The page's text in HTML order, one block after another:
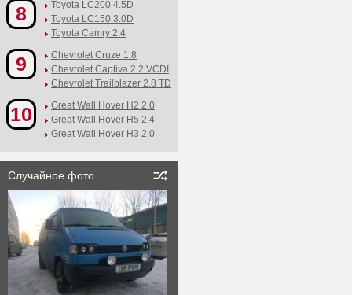
8
Toyota LC200 4.5D
Toyota LC150 3.0D
Toyota Camry 2.4
9
Chevrolet Cruze 1.8
Chevrolet Captiva 2.2 VCDI
Chevrolet Trailblazer 2.8 TD
10
Great Wall Hover H2 2.0
Great Wall Hover H5 2.4
Great Wall Hover H3 2.0
Случайное фото